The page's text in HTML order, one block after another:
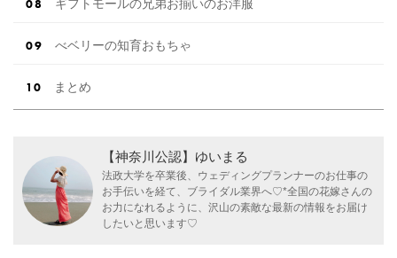
ギフトモールの兄弟お揃いのお洋服
べベリーの知育おもちゃ
まとめ
【神奈川公認】ゆいまる
法政大学を卒業後、ウェディングプランナーのお仕事の
お手伝いを経て、ブライダル業界へ♡*全国の花嫁さんの
お力になれるように、沢山の素敵な最新の情報をお届け
したいと思います♡